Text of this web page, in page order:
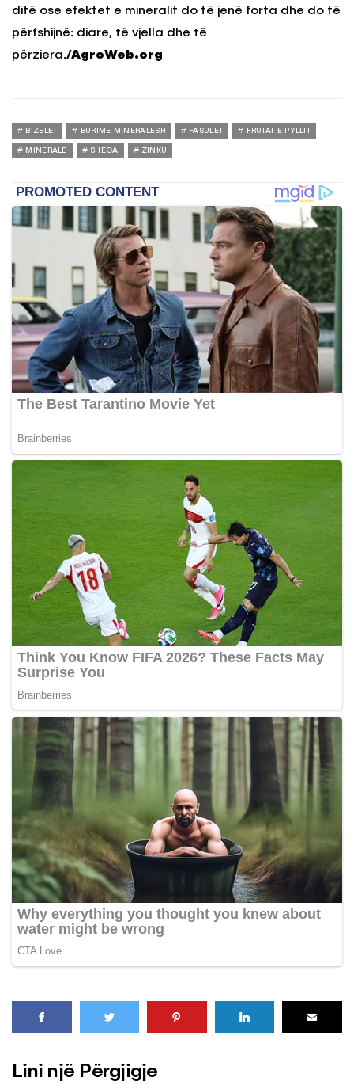
ditë ose efektet e mineralit do të jenë forta dhe do të
përfshijnë: diare, të vjella dhe të
përziera./AgroWeb.org
BIZELET BURIME MINERALESH FASULET FRUTAT E PYLLIT
MINERALE SHEGA ZINKU
Lini një Përgjigje